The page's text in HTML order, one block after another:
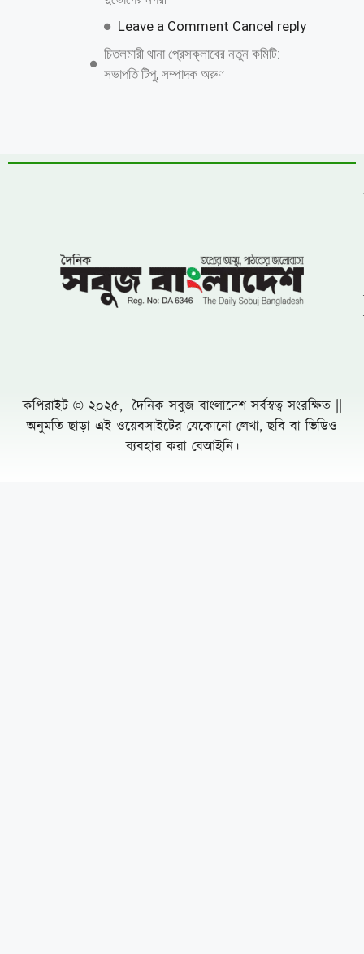
জনপ্রিয় নায়ক সালমান শাহ হত্যা মামলায়
গ্রেফতার ডন,
সাধারন সম্পাদকের কঠোর হুশিয়ারি
ফ্যামিলি কার্ড বিতরণ কার্যক্রমে সুপারভাইজার
নিয়োগে অনিয়মের অভিযোগ
সুনামগঞ্জ জেলা পূজা উদযাপন পরিষদের ৮১ সদস্য
খাগড়াছড়িতে প্রমিলা কাপ ফুটবল ও ব্যাডমিন্টন
টুর্নামেন্টের শুভ উদ্বোধন
যে জাল থেকে রেহাই পাচ্ছে না জল জীবনের কেউ-